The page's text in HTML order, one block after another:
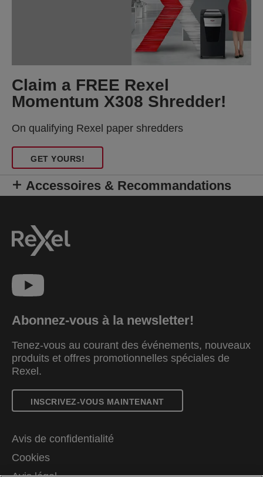
Claim a FREE Rexel
Momentum X308 Shredder!
On qualifying Rexel paper shredders
GET YOURS!
Accessoires & Recommandations
Abonnez-vous à la newsletter!
Tenez-vous au courant des événements, nouveaux
produits et offres promotionnelles spéciales de
Rexel.
INSCRIVEZ-VOUS MAINTENANT
Avis de confidentialité
Cookies